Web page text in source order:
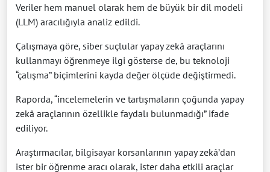
Veriler hem manuel olarak hem de büyük bir dil modeli
(LLM) aracılığıyla analiz edildi.
Çalışmaya göre, siber suçlular yapay zekâ araçlarını
kullanmayı öğrenmeye ilgi gösterse de, bu teknoloji
“çalışma” biçimlerini kayda değer ölçüde değiştirmedi.
Raporda, “incelemelerin ve tartışmaların çoğunda yapay
zekâ araçlarının özellikle faydalı bulunmadığı” ifade
ediliyor.
Araştırmacılar, bilgisayar korsanlarının yapay zekâ’dan
ister bir öğrenme aracı olarak, ister daha etkili araçlar